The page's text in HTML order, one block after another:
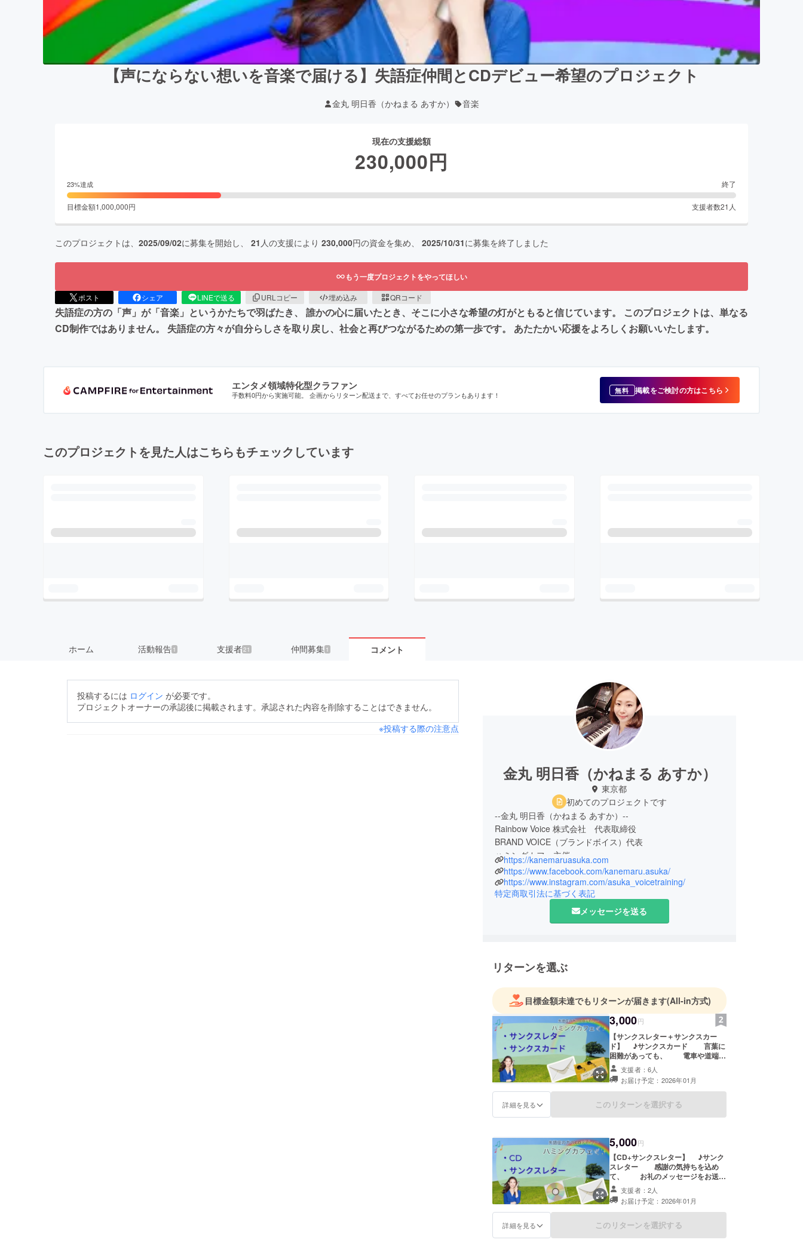
【声にならない想いを音楽で届ける】失語症仲間とCDデビュー希望のプロジェクト
金丸 明日香（かねまる あすか） 音楽
現在の支援総額
230,000円
23%達成 終了
目標金額1,000,000円 支援者数21 人
このプロジェクトは、 2025/09/02に募集を開始し、 21 人の支援により 230,000円の資金を集め、 2025/10/31に募集を終了しました
もう一度プロジェクトをやってほしい
ポスト シェア LINEで送る URLコピー 埋め込み QRコード
失語症の方の「声」が「音楽」というかたちで羽ばたき、 誰かの心に届いたとき、そこに小さな希望の灯がともると信じています。 このプロジェクトは、単なる
CD制作ではありません。 失語症の方々が自分らしさを取り戻し、社会と再びつながるための第一歩です。 あたたかい応援をよろしくお願いいたします。
エンタメ領域特化型クラファン
手数料0円から実施可能。 企画からリターン配送まで、すべてお任せのプランもあります！ 無料 掲載をご検討の方はこちら
このプロジェクトを見た人はこちらもチェックしています
ホーム 活動報告 1 支援者 21 仲間募集 1 コメント
投稿するには ログイン が必要です。
プロジェクトオーナーの承認後に掲載されます。承認された内容を削除することはできません。
※投稿する際の注意点
金丸 明日香（かねまる あすか）
東京都
初めてのプロジェクトです
--金丸 明日香（かねまる あすか）--
Rainbow Voice 株式会社 代表取締役
BRAND VOICE（ブランドボイス）代表
ハミングカフェ主催
マイケルジャクソンのボイストレーナーより
ロサンゼルスで直接ボイストレーニングレッスンの指導を受
ラジオJWAVEにてオリジナル曲が最優秀作品賞を2度受賞。
CDリリース作品
・ミニアルバム「ひかりの灯る場所」
・アルバム「With Love」
・MV「Sandal」
・東日本大震災チャリティーCD
「ひかりの灯る場所（チャリティーCD用リメイク）」
企業でのパーティー・ディナーショー、日経ホール、銀座老
舗MUSIC BAR等
数々の大型ホールのステージに立つ。
2015年4月に「プラウドボイスメイク」として起業。
2016年 10月Rainbow Voice株式会社を設立。
2017年 2月 結婚・生徒さんからボイストレーナーを育成
2018年 ランチパックのTVCMソング担当
2018年 3月 小学館より「人生が変わる!本当にいい声になる
方法」を出版。
山梨県YBS放送出演
https://kanemaruasuka.com
https://www.facebook.com/kanemaru.asuka/
https://www.instagram.com/asuka_voicetraining/
特定商取引法に基づく表記
メッセージを送る
リターンを選ぶ
目標金額未達でもリターンが届きます(All-in方式)
3,000円
【サンクスレター＋サンクスカー
ド】 ♪サンクスカード 言葉に
困難があっても、 電車や道端で
も使える感謝を伝えることのできる
世界に一つだけの、オリジナル
カード ♪サンクスレター 感謝
の気持ちを込めて、 お礼のメッ
セージをお送りします。
支援者：6人
お届け予定：2026年01月
詳細を見る このリターンを選択する
5,000円
【CD+サンクスレター】 ♪サンク
スレター 感謝の気持ちを込め
て、 お礼のメッセージをお送り
します。 ♪CD 失語症の方々
が歌ったCDを提供します。
（オリジナル曲：ひかりの灯る場
所） ※数量：2点
支援者：2人
お届け予定：2026年01月
詳細を見る このリターンを選択する